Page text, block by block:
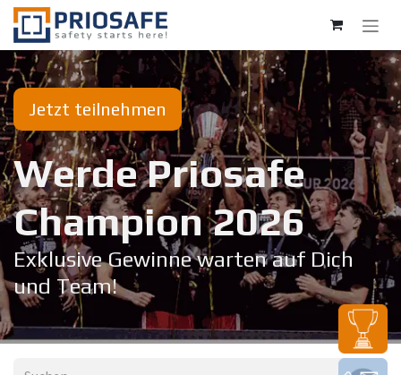
Zum Inhalt springen
Jetzt teilnehmen
Werde Priosafe
Champion 20​26
Exklusive Gewinne warten auf Dich
und Team!